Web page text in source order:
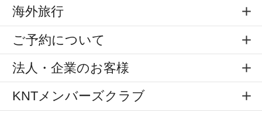
海外旅行
ご予約について
法人・企業のお客様
KNTメンバーズクラブ